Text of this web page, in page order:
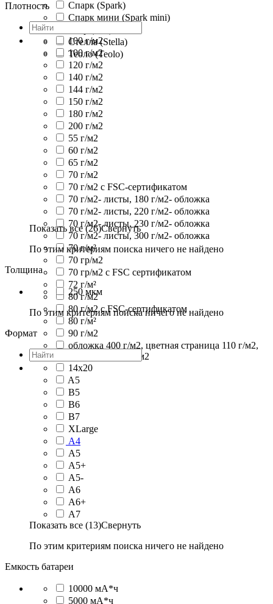
Спарк (Spark)
Спарк мини (Spark mini)
Стелла (Stella)
Теоло (Teolo)
Плотность
100 г/м2
100 г/м2
120 г/м2
140 г/м2
144 г/м2
150 г/м2
180 г/м2
200 г/м2
55 г/м2
60 г/м2
65 г/м2
70 г/м2
70 г/м2 с FSC-сертификатом
70 г/м2- листы, 180 г/м2- обложка
70 г/м2- листы, 220 г/м2- обложка
70 г/м2- листы, 230 г/м2- обложка
70 г/м2- листы, 300 г/м2- обложка
70 г/м²
70 гр/м2
70 гр/м2 с FSC сертификатом
72 г/м²
80 г/м2
80 г/м2 с FSC-сертификатом
80 г/м²
90 г/м2
обложка 400 г/м2, цветная страница 110 г/м2,
белая страница 70 г/м2
Показать все (26)Свернуть
По этим критериям поиска ничего не найдено
Толщина
250 мкм
По этим критериям поиска ничего не найдено
Формат
14х20
A5
B5
B6
B7
XLarge
А4
А5
А5+
А5-
А6
А6+
А7
Показать все (13)Свернуть
По этим критериям поиска ничего не найдено
Емкость батареи
10000 мА*ч
5000 мА*ч